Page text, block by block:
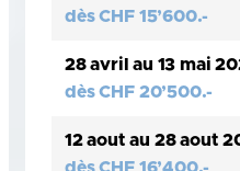
dès CHF 15’600.-
28 avril au 13 mai
dès CHF 20’500.-
12 aout au 28 aout